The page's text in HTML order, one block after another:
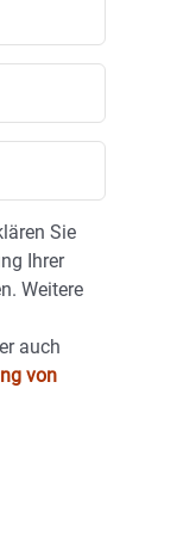
Sie
Ihrer
Weitere
auch
von